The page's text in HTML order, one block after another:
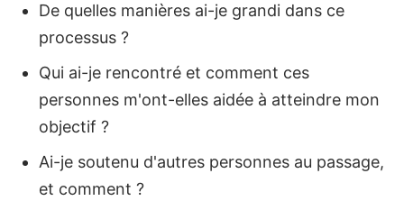
De quelles manières ai-je grandi dans ce
processus ?
Qui ai-je rencontré et comment ces
personnes m'ont-elles aidée à atteindre mon
objectif ?
Ai-je soutenu d'autres personnes au passage,
et comment ?